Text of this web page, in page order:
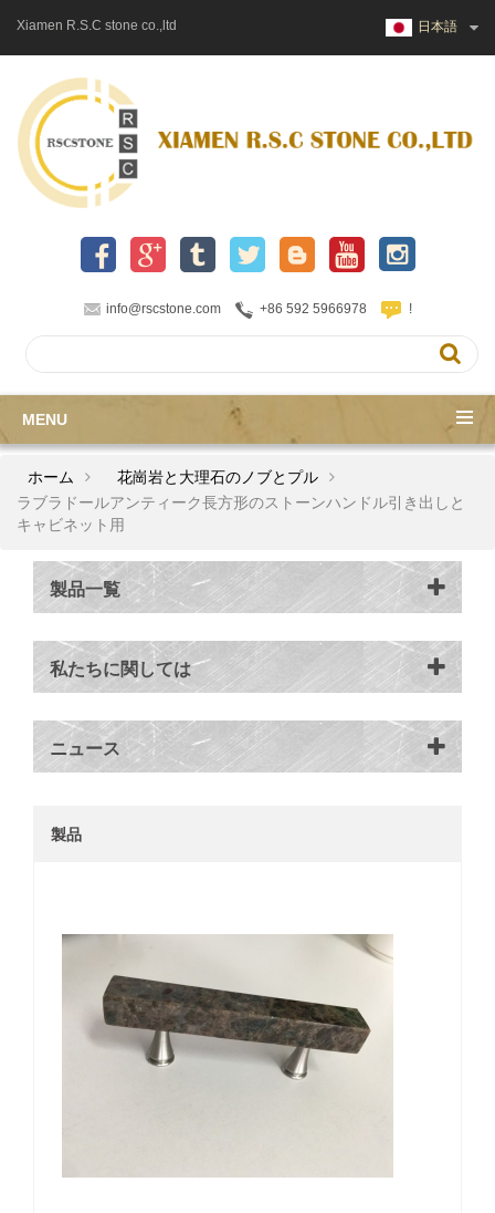
Xiamen R.S.C stone co.,ltd 日本語
info@rscstone.com +86 592 5966978 !
MENU
ホーム
花崗岩と大理石のノブとプル
ラブラドールアンティーク長方形のストーンハンドル引き出しと
キャビネット用
製品一覧
私たちに関しては
ニュース
製品